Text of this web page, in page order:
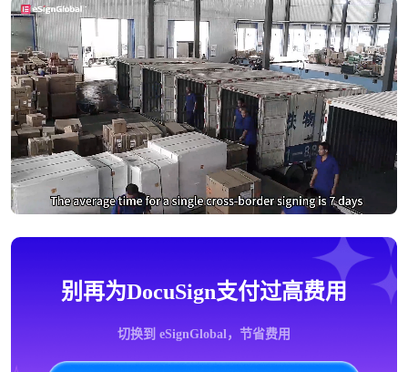
别再为DocuSign支付过高费用
切换到 eSignGlobal，节省费用